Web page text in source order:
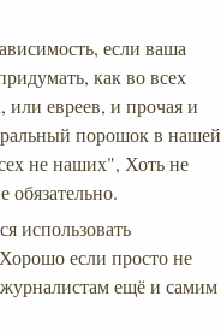
если ваша
как во всех
евреев, и прочая и
порошок в нашей
не наших", Хоть не
обязательно.
использовать
если просто не
ещё и самим